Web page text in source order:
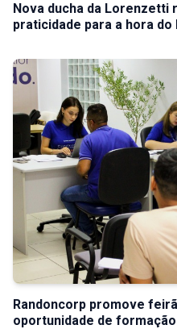
Nova ducha da
praticidade para a hora do
Randoncorp promove
oportunidade de